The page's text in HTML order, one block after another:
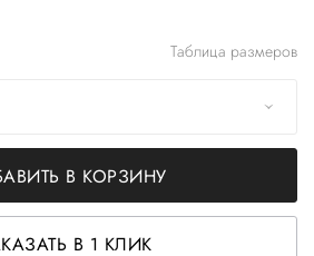
Таблица размеров
В КОРЗИНУ
В 1 КЛИК